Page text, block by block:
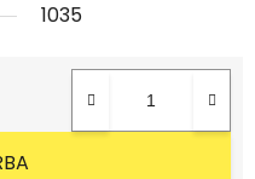
1035